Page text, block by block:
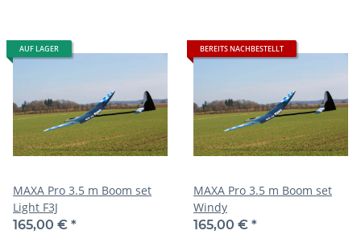
AUF LAGER
MAXA Pro 3.5 m Boom set
Light F3J
165,00 € *
BEREITS NACHBESTELLT
MAXA Pro 3.5 m Boom set
Windy
165,00 € *